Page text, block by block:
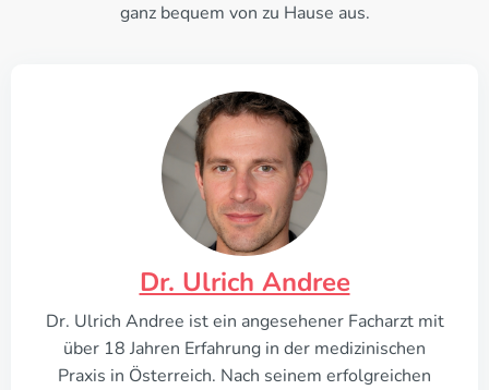
ganz bequem von zu Hause aus.
Dr. Ulrich Andree
Dr. Ulrich Andree ist ein angesehener Facharzt mit
über 18 Jahren Erfahrung in der medizinischen
Praxis in Österreich. Nach seinem erfolgreichen